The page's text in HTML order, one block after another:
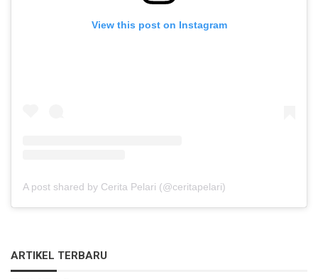
View this post on Instagram
A post shared by Cerita Pelari (@ceritapelari)
ARTIKEL TERBARU